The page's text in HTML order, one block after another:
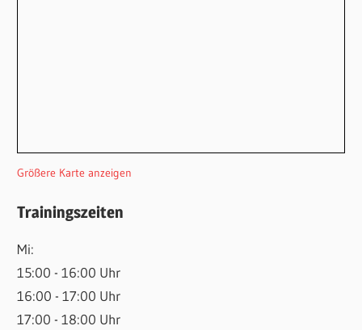
Größere Karte anzeigen
Trainingszeiten
Mi:
15:00 - 16:00 Uhr
16:00 - 17:00 Uhr
17:00 - 18:00 Uhr